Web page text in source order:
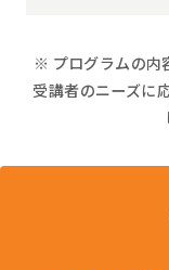
※ プログラムの内
受講者のニーズに